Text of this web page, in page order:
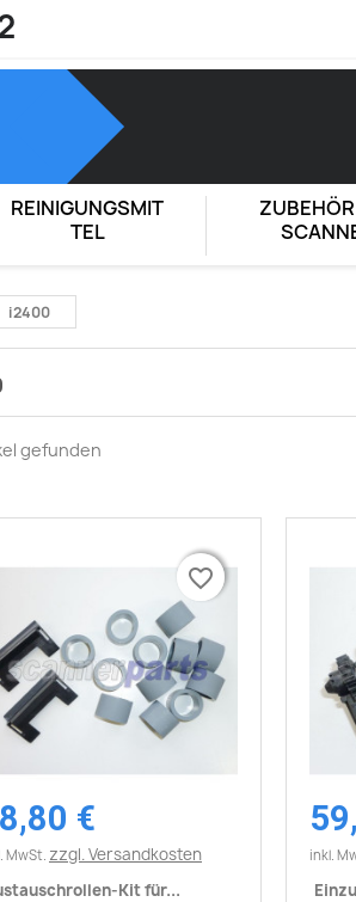
REINIGUNGSMIT
TEL
i2400
gefunden
 Vorschau
€
MwSt. zzgl. Versandkosten
Kit für...
favorite_border
favorite_border
inkl.